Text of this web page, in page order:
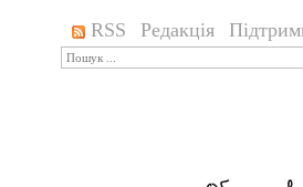
RSS Редакція